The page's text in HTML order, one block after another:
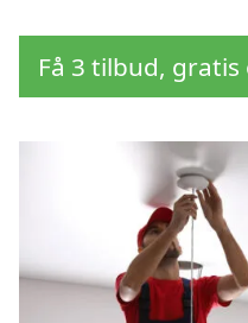
Få 3 tilbud,